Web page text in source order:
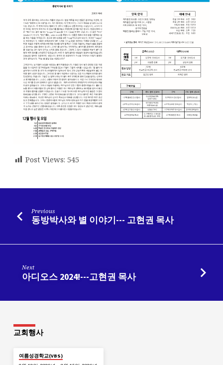
Post Views: 545
Previous
동방박사와 별 이야기--- 고현권 목사
Next
아디오스 2024!---고현권 목사
교회행사
여름성경학교(VBS)